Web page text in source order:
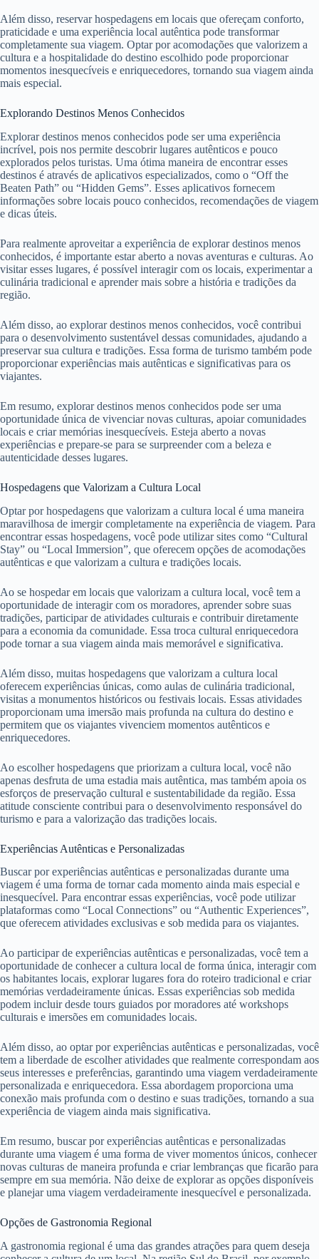
Além disso, reservar hospedagens em locais que ofereçam conforto,
praticidade e uma experiência local autêntica pode transformar
completamente sua viagem. Optar por acomodações que valorizem a
cultura e a hospitalidade do destino escolhido pode proporcionar
momentos inesquecíveis e enriquecedores, tornando sua viagem ainda
mais especial.
Explorando Destinos Menos Conhecidos
Explorar destinos menos conhecidos pode ser uma experiência
incrível, pois nos permite descobrir lugares autênticos e pouco
explorados pelos turistas. Uma ótima maneira de encontrar esses
destinos é através de aplicativos especializados, como o “Off the
Beaten Path” ou “Hidden Gems”. Esses aplicativos fornecem
informações sobre locais pouco conhecidos, recomendações de viagem
e dicas úteis.
Para realmente aproveitar a experiência de explorar destinos menos
conhecidos, é importante estar aberto a novas aventuras e culturas. Ao
visitar esses lugares, é possível interagir com os locais, experimentar a
culinária tradicional e aprender mais sobre a história e tradições da
região.
Além disso, ao explorar destinos menos conhecidos, você contribui
para o desenvolvimento sustentável dessas comunidades, ajudando a
preservar sua cultura e tradições. Essa forma de turismo também pode
proporcionar experiências mais autênticas e significativas para os
viajantes.
Em resumo, explorar destinos menos conhecidos pode ser uma
oportunidade única de vivenciar novas culturas, apoiar comunidades
locais e criar memórias inesquecíveis. Esteja aberto a novas
experiências e prepare-se para se surpreender com a beleza e
autenticidade desses lugares.
Hospedagens que Valorizam a Cultura Local
Optar por hospedagens que valorizam a cultura local é uma maneira
maravilhosa de imergir completamente na experiência de viagem. Para
encontrar essas hospedagens, você pode utilizar sites como “Cultural
Stay” ou “Local Immersion”, que oferecem opções de acomodações
autênticas e que valorizam a cultura e tradições locais.
Ao se hospedar em locais que valorizam a cultura local, você tem a
oportunidade de interagir com os moradores, aprender sobre suas
tradições, participar de atividades culturais e contribuir diretamente
para a economia da comunidade. Essa troca cultural enriquecedora
pode tornar a sua viagem ainda mais memorável e significativa.
Além disso, muitas hospedagens que valorizam a cultura local
oferecem experiências únicas, como aulas de culinária tradicional,
visitas a monumentos históricos ou festivais locais. Essas atividades
proporcionam uma imersão mais profunda na cultura do destino e
permitem que os viajantes vivenciem momentos autênticos e
enriquecedores.
Ao escolher hospedagens que priorizam a cultura local, você não
apenas desfruta de uma estadia mais autêntica, mas também apoia os
esforços de preservação cultural e sustentabilidade da região. Essa
atitude consciente contribui para o desenvolvimento responsável do
turismo e para a valorização das tradições locais.
Experiências Autênticas e Personalizadas
Buscar por experiências autênticas e personalizadas durante uma
viagem é uma forma de tornar cada momento ainda mais especial e
inesquecível. Para encontrar essas experiências, você pode utilizar
plataformas como “Local Connections” ou “Authentic Experiences”,
que oferecem atividades exclusivas e sob medida para os viajantes.
Ao participar de experiências autênticas e personalizadas, você tem a
oportunidade de conhecer a cultura local de forma única, interagir com
os habitantes locais, explorar lugares fora do roteiro tradicional e criar
memórias verdadeiramente únicas. Essas experiências sob medida
podem incluir desde tours guiados por moradores até workshops
culturais e imersões em comunidades locais.
Além disso, ao optar por experiências autênticas e personalizadas, você
tem a liberdade de escolher atividades que realmente correspondam aos
seus interesses e preferências, garantindo uma viagem verdadeiramente
personalizada e enriquecedora. Essa abordagem proporciona uma
conexão mais profunda com o destino e suas tradições, tornando a sua
experiência de viagem ainda mais significativa.
Em resumo, buscar por experiências autênticas e personalizadas
durante uma viagem é uma forma de viver momentos únicos, conhecer
novas culturas de maneira profunda e criar lembranças que ficarão para
sempre em sua memória. Não deixe de explorar as opções disponíveis
e planejar uma viagem verdadeiramente inesquecível e personalizada.
Opções de Gastronomia Regional
A gastronomia regional é uma das grandes atrações para quem deseja